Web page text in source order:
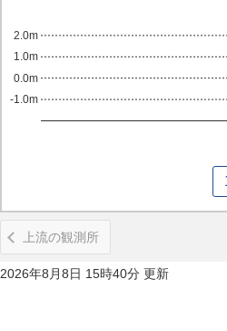
-1.0m
0.0m
1.0m
2.0m
上流の観測所
2026年8月8日 15時40分 更新